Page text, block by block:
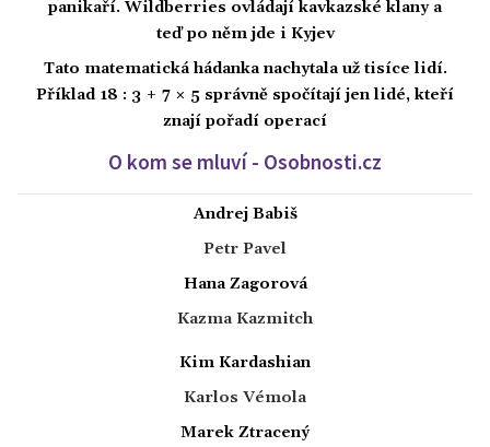
panikaří. Wildberries ovládají kavkazské klany a
teď po něm jde i Kyjev
Tato matematická hádanka nachytala už tisíce lidí.
Příklad 18 : 3 + 7 × 5 správně spočítají jen lidé, kteří
znají pořadí operací
O kom se mluví - Osobnosti.cz
Andrej Babiš
Petr Pavel
Hana Zagorová
Kazma Kazmitch
Kim Kardashian
Karlos Vémola
Marek Ztracený